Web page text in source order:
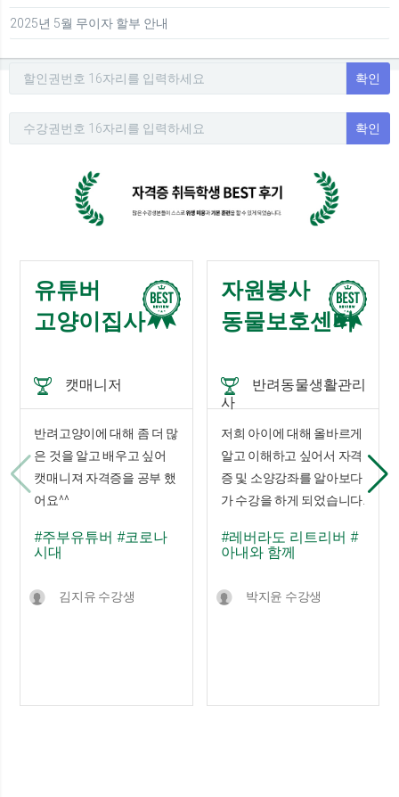
2025년 5월 무이자 할부 안내
확인
확인
유튜버
고양이집사
캣매니저
반려고양이에 대해 좀 더 많
은 것을 알고 배우고 싶어
캣매니져 자격증을 공부 했
어요^^
#주부유튜버 #코로나
시대
김지유 수강생
자원봉사
동물보호센터
반려동물생활관리
사
저희 아이에 대해 올바르게
알고 이해하고 싶어서 자격
증 및 소양강좌를 알아보다
가 수강을 하게 되었습니다.
#레버라도 리트리버 #
아내와 함께
박지윤 수강생